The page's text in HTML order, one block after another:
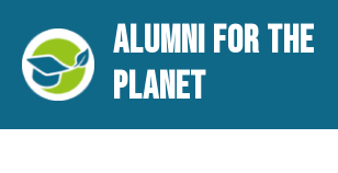
contenu
ALUMNI FOR THE
PLANET
des
articles